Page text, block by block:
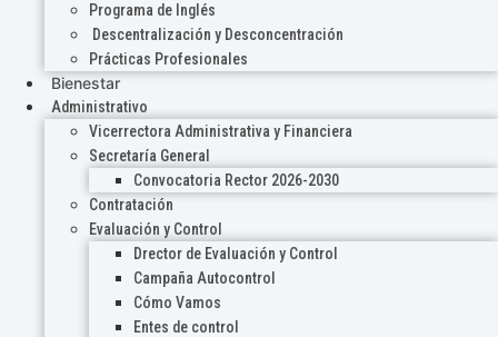
Programa de Inglés
Descentralización y Desconcentración
Prácticas Profesionales
Bienestar
Administrativo
Vicerrectora Administrativa y Financiera
Secretaría General
Convocatoria Rector 2026-2030
Contratación
Evaluación y Control
Drector de Evaluación y Control
Campaña Autocontrol
Cómo Vamos
Entes de control